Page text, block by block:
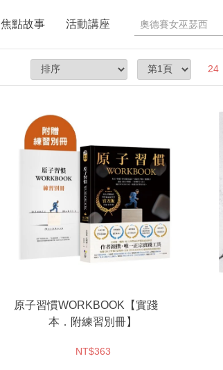
焦點故事 活動講座
24
原子習慣WORKBOOK【實踐
本．附練習別冊】
NT$363